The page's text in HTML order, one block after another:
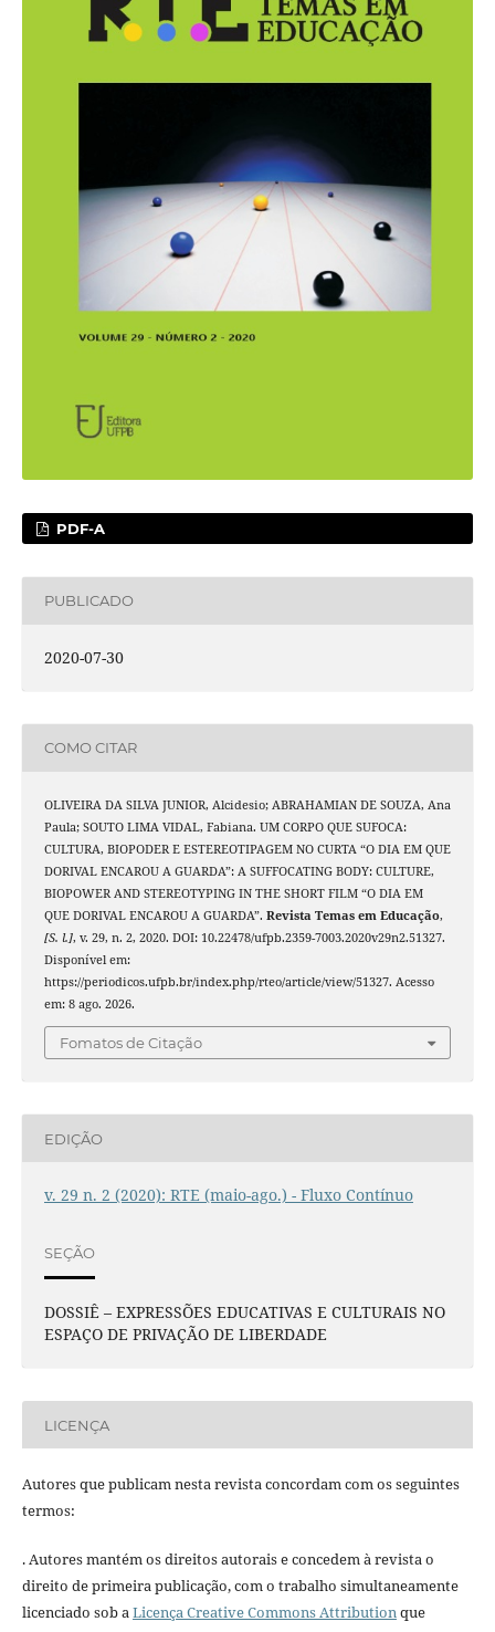
PDF-A
PUBLICADO
2020-07-30
COMO CITAR
OLIVEIRA DA SILVA JUNIOR, Alcidesio; ABRAHAMIAN DE SOUZA, Ana
Paula; SOUTO LIMA VIDAL, Fabiana. UM CORPO QUE SUFOCA:
CULTURA, BIOPODER E ESTEREOTIPAGEM NO CURTA “O DIA EM QUE
DORIVAL ENCAROU A GUARDA”: A SUFFOCATING BODY: CULTURE,
BIOPOWER AND STEREOTYPING IN THE SHORT FILM “O DIA EM
QUE DORIVAL ENCAROU A GUARDA”. Revista Temas em Educação,
[S. l.], v. 29, n. 2, 2020. DOI: 10.22478/ufpb.2359-7003.2020v29n2.51327.
Disponível em:
https://periodicos.ufpb.br/index.php/rteo/article/view/51327. Acesso
em: 8 ago. 2026.
Fomatos de Citação
EDIÇÃO
v. 29 n. 2 (2020): RTE (maio-ago.) - Fluxo Contínuo
SEÇÃO
DOSSIÊ – EXPRESSÕES EDUCATIVAS E CULTURAIS NO
ESPAÇO DE PRIVAÇÃO DE LIBERDADE
LICENÇA
Autores que publicam nesta revista concordam com os seguintes
termos:
. Autores mantém os direitos autorais e concedem à revista o
direito de primeira publicação, com o trabalho simultaneamente
licenciado sob aLicença Creative Commons Attributionque